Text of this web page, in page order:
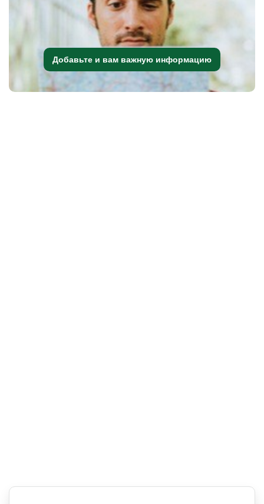
Добавьте и вам важную информацию